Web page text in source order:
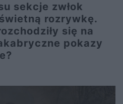
sekcje zwłok
rozrywkę.
się na
pokazy